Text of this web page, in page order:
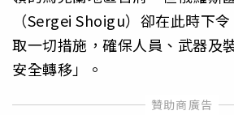
（Sergei Shoigu）卻在此時下
取一切措施，確保人員、武器及
安全轉移」。